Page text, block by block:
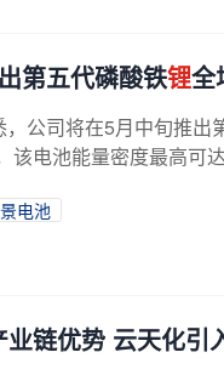
第五代磷酸铁锂全
公司将在5月中旬推出
该电池能量密度最高可
电池
业链优势 云天化引